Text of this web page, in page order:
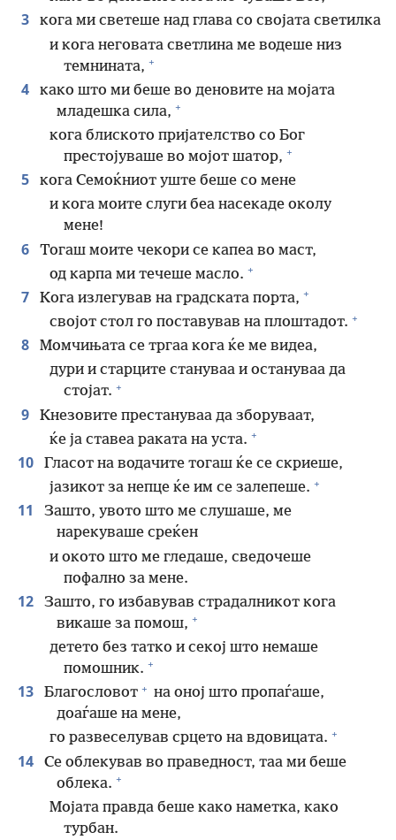
3
кога ми светеше над глава со својата светилка
и кога неговата светлина ме водеше низ
темнината, +
4
како што ми беше во деновите на мојата
младешка сила, +
кога блиското пријателство со Бог
престојуваше во мојот шатор, +
5
кога Семоќниот уште беше со мене
и кога моите слуги беа насекаде околу
мене!
6
Тогаш моите чекори се капеа во маст,
од карпа ми течеше масло. +
7 Кога излегував на градската порта, +
својот стол го поставував на плоштадот. +
8
Момчињата се тргаа кога ќе ме видеа,
дури и старците стануваа и остануваа да
стојат. +
9
Кнезовите престануваа да зборуваат,
ќе ја ставеа раката на уста. +
10
Гласот на водачите тогаш ќе се скриеше,
јазикот за непце ќе им се залепеше. +
11
Зашто, увото што ме слушаше, ме
нарекуваше среќен
и окото што ме гледаше, сведочеше
пофално за мене.
12
Зашто, го избавував страдалникот кога
викаше за помош, +
детето без татко и секој што немаше
помошник. +
13 Благословот + на оној што пропаѓаше,
доаѓаше на мене,
го развеселував срцето на вдовицата. +
14
Се облекував во праведност, таа ми беше
облека. +
Мојата правда беше како наметка, како
турбан.